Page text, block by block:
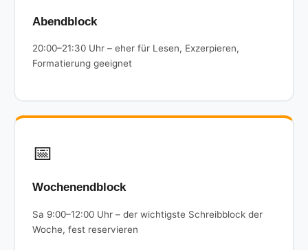
Abendblock
20:00–21:30 Uhr – eher für Lesen, Exzerpieren,
Formatierung geeignet
📅
Wochenendblock
Sa 9:00–12:00 Uhr – der wichtigste Schreibblock der
Woche, fest reservieren